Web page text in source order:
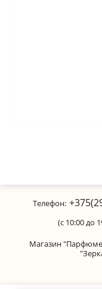
Телефон:
(с 10:00 до
Магазин